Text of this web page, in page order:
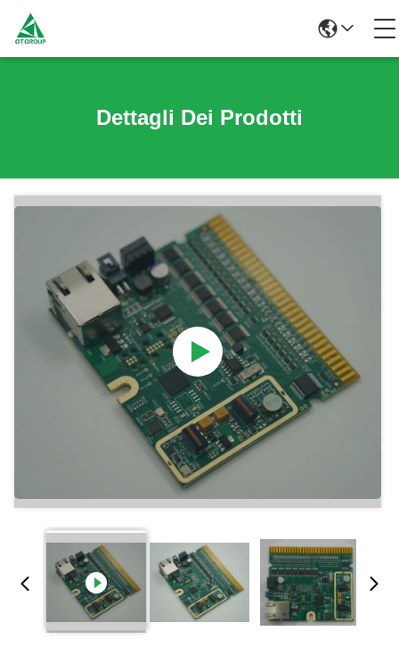
Dettagli Dei Prodotti